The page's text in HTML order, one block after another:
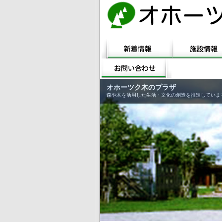
オホーツク木のプラザ
森や木を活用した生活・文化の創造を推進していま